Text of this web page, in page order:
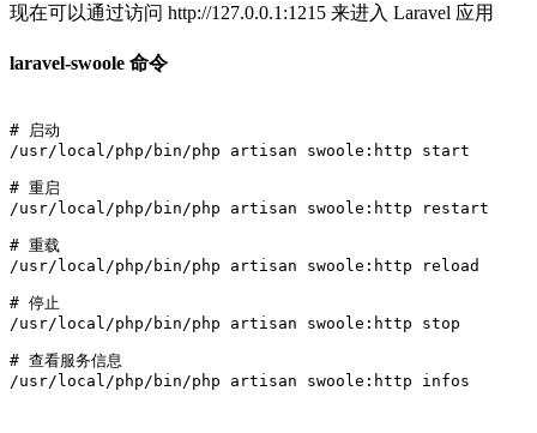
现在可以通过访问 http://127.0.0.1:1215 来进入 Laravel 应用
laravel-swoole 命令
# 启动
/usr/local/php/bin/php artisan swoole:http start
# 重启
/usr/local/php/bin/php artisan swoole:http restart
# 重载
/usr/local/php/bin/php artisan swoole:http reload
# 停止
/usr/local/php/bin/php artisan swoole:http stop
# 查看服务信息
/usr/local/php/bin/php artisan swoole:http infos